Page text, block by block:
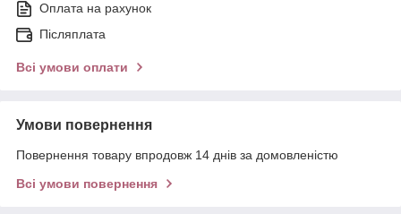
Оплата на рахунок
Післяплата
Всі умови оплати
Умови повернення
Повернення товару впродовж 14 днів за домовленістю
Всі умови повернення